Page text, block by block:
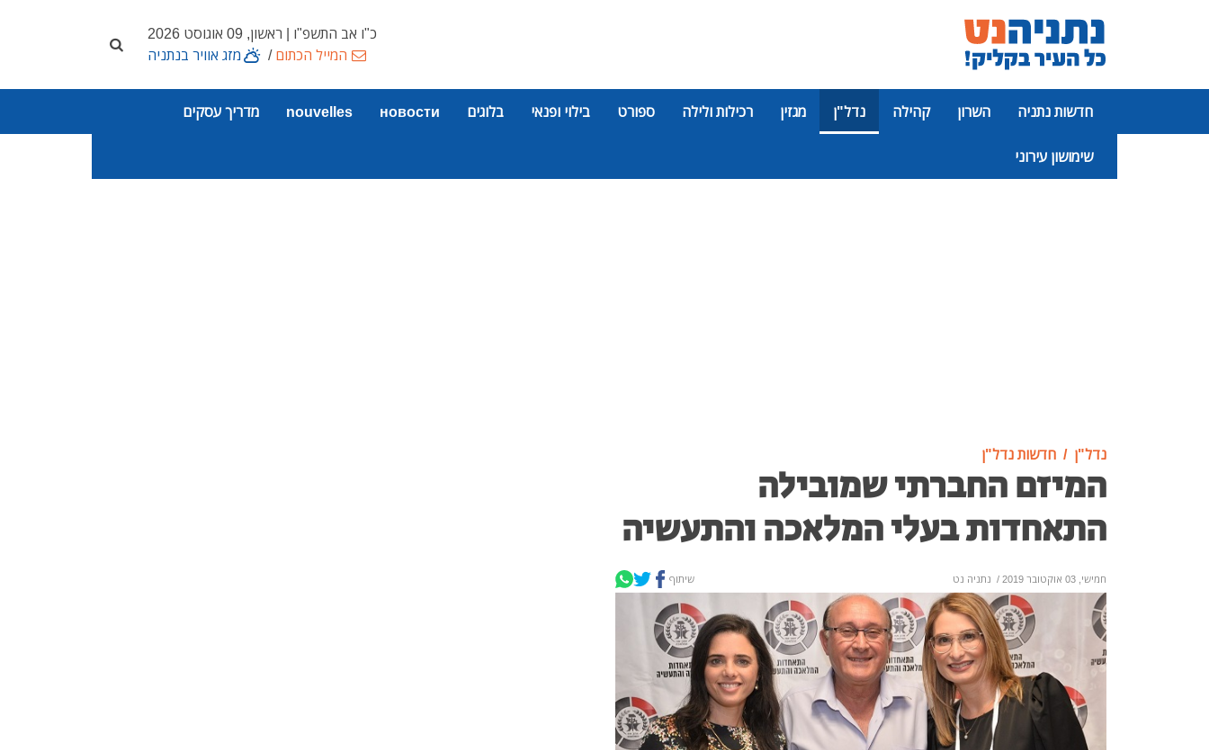
כ"ו אב התשפ"ו | ראשון, 09 אוגוסט 2026
המייל הכתום/ מזג אוויר בנתניה
חדשות נתניה השרון קהילה נדל"ן מגזין רכילות ולילה ספורט בילוי ופנאי בלוגים новости
nouvelles מדריך עסקים
שימושון עירוני
נדל"ן חדשות נדל"ן
המיזם החברתי שמובילה
התאחדות בעלי המלאכה והתעשיה
חמישי, 03 אוקטובר 2019 / נתניה נט שיתוף